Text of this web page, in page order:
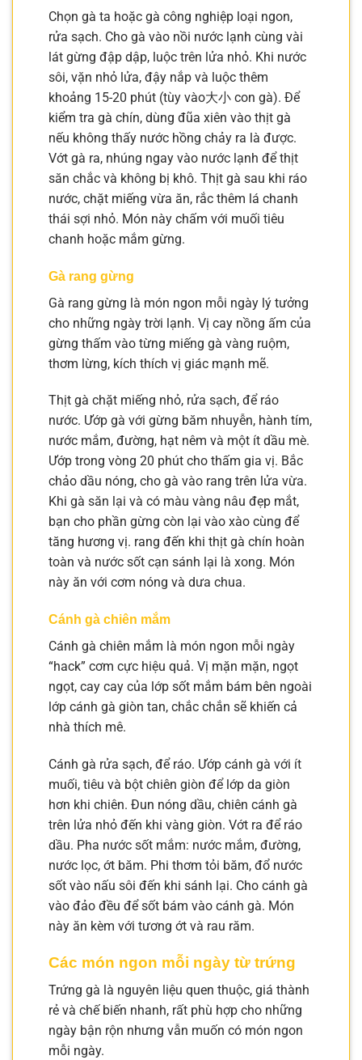
Chọn gà ta hoặc gà công nghiệp loại ngon,
rửa sạch. Cho gà vào nồi nước lạnh cùng vài
lát gừng đập dập, luộc trên lửa nhỏ. Khi nước
sôi, vặn nhỏ lửa, đậy nắp và luộc thêm
khoảng 15-20 phút (tùy vào大小 con gà). Để
kiểm tra gà chín, dùng đũa xiên vào thịt gà
nếu không thấy nước hồng chảy ra là được.
Vớt gà ra, nhúng ngay vào nước lạnh để thịt
săn chắc và không bị khô. Thịt gà sau khi ráo
nước, chặt miếng vừa ăn, rắc thêm lá chanh
thái sợi nhỏ. Món này chấm với muối tiêu
chanh hoặc mắm gừng.
Gà rang gừng
Gà rang gừng là món ngon mỗi ngày lý tưởng
cho những ngày trời lạnh. Vị cay nồng ấm của
gừng thấm vào từng miếng gà vàng ruộm,
thơm lừng, kích thích vị giác mạnh mẽ.
Thịt gà chặt miếng nhỏ, rửa sạch, để ráo
nước. Ướp gà với gừng băm nhuyễn, hành tím,
nước mắm, đường, hạt nêm và một ít dầu mè.
Ướp trong vòng 20 phút cho thấm gia vị. Bắc
chảo dầu nóng, cho gà vào rang trên lửa vừa.
Khi gà săn lại và có màu vàng nâu đẹp mắt,
bạn cho phần gừng còn lại vào xào cùng để
tăng hương vị. rang đến khi thịt gà chín hoàn
toàn và nước sốt cạn sánh lại là xong. Món
này ăn với cơm nóng và dưa chua.
Cánh gà chiên mắm
Cánh gà chiên mắm là món ngon mỗi ngày
“hack” cơm cực hiệu quả. Vị mặn mặn, ngọt
ngọt, cay cay của lớp sốt mắm bám bên ngoài
lớp cánh gà giòn tan, chắc chắn sẽ khiến cả
nhà thích mê.
Cánh gà rửa sạch, để ráo. Ướp cánh gà với ít
muối, tiêu và bột chiên giòn để lớp da giòn
hơn khi chiên. Đun nóng dầu, chiên cánh gà
trên lửa nhỏ đến khi vàng giòn. Vớt ra để ráo
dầu. Pha nước sốt mắm: nước mắm, đường,
nước lọc, ớt băm. Phi thơm tỏi băm, đổ nước
sốt vào nấu sôi đến khi sánh lại. Cho cánh gà
vào đảo đều để sốt bám vào cánh gà. Món
này ăn kèm với tương ớt và rau răm.
Các món ngon mỗi ngày từ trứng
Trứng gà là nguyên liệu quen thuộc, giá thành
rẻ và chế biến nhanh, rất phù hợp cho những
ngày bận rộn nhưng vẫn muốn có món ngon
mỗi ngày.